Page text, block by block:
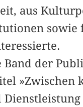
aus
sowie
Band der
»Zwischen